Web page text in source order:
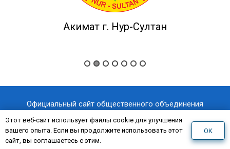
Акимат г. Нур-Султан
Официальный сайт общественного объединения
«Казахстанский отраслевой профессиональный союз
работников здравоохранения«AQNİET
Этот веб-сайт использует файлы cookie для улучшения
вашего опыта. Если вы продолжите использовать этот
сайт, вы соглашаетесь с этим.
OK